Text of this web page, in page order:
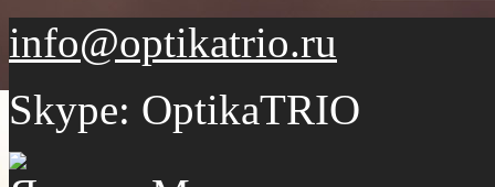
info@optikatrio.ru
Skype: OptikaTRIO